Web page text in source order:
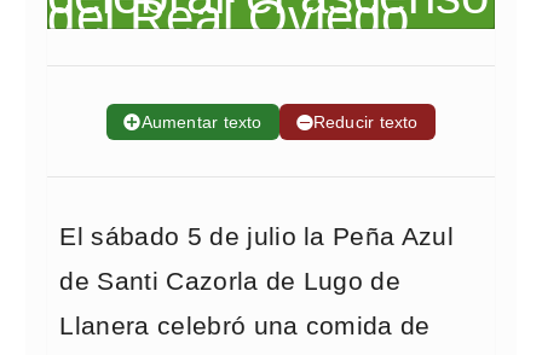
➕Aumentar texto ➖Reducir texto
El sábado 5 de julio la Peña Azul
de Santi Cazorla de Lugo de
Llanera celebró una comida de